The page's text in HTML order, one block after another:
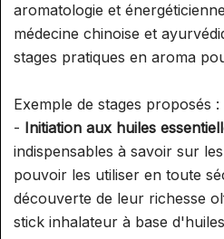
aromatologie et
médecine chinoise et
stages pratiques en aroma
Exemple de stages proposés :
- Initiation aux huiles
indispensables à savoir sur
pouvoir les utiliser en toute
découverte de leur richesse
stick inhalateur à base